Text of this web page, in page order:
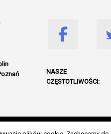
NASZE
CZĘSTOTLIWOŚCI:
zastrzeżone. Radio Lublin S.A. w